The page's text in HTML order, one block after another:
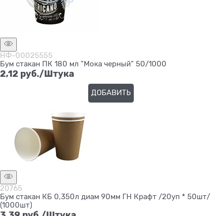
НФ-00025555
Бум стакан ПК 180 мл "Мока черный" 50/1000
2,12 руб./Штука
ДОБАВИТЬ
20765
Бум стакан КБ 0,350л диам 90мм ГН Крафт /20уп * 50шт/
(1000шт)